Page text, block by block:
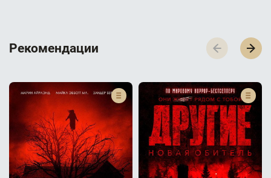
Р­­­е­­­к­­­о­­­м­­­е­­­н­­­д­­­а­­­ц­­­и­­­и